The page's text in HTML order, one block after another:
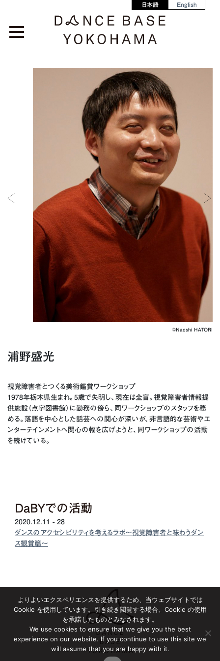
日本語 English
浦野盛光
視覚障害者とつくる美術鑑賞ワークショップ
1978年栃木県生まれ。5歳で失明し、現在は全盲。視覚障害者情報提
供施設（点字図書館）に勤務の傍ら、同ワークショップのスタッフを務
める。落語を中心とした話芸への関心が深いが、非言語的な芸術やエ
ンターテインメントへ関心の幅を広げようと、同ワークショップの活動
を続けている。
©︎Naoshi HATORI
DaBYでの活動
2020.12.11 - 28
ダンスのアクセシビリティを考えるラボ〜視覚障害者と味わうダン
ス観賞篇〜
よりよいエクスペリエンスを提供するため、当ウェブサイトでは
Cookie を使用しています。引き続き閲覧する場合、Cookie の使用
を承諾したものとみなされます。
We use cookies to ensure that we give you the best
experience on our website. If you continue to use this site we
will assume that you are happy with it.